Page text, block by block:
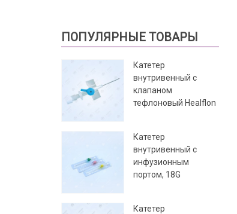
ПОПУЛЯРНЫЕ ТОВАРЫ
Катетер
внутривенный с
клапаном
тефлоновый Healflon
Катетер
внутривенный с
инфузионным
портом, 18G
Катетер